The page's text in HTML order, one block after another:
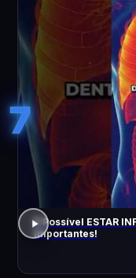
7
É Possível ESTAR
Importantes!